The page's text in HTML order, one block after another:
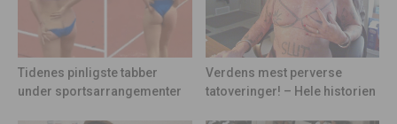
Tidenes pinligste tabber
under sportsarrangementer
Verdens mest perverse
tatoveringer! – Hele historien